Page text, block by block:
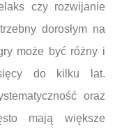
czy rozwijanie
dorosłym na
może być różny i
do kilku lat.
oraz
mają większe